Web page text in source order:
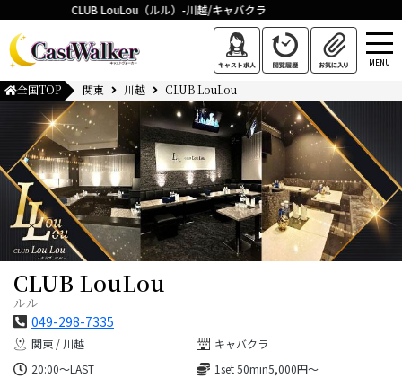
CLUB LouLou（ルル）-川越/キャバクラ
MENU
全国TOP 関東 川越 CLUB LouLou
CLUB LouLou
ルル
049-298-7335
関東 / 川越
キャバクラ
20:00～LAST
1set 50min5,000円～